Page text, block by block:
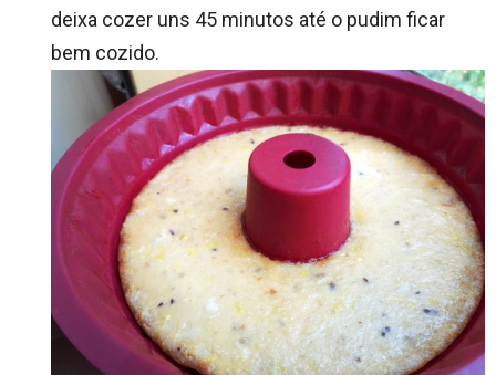
deixa cozer uns 45 minutos até o pudim ficar
bem cozido.